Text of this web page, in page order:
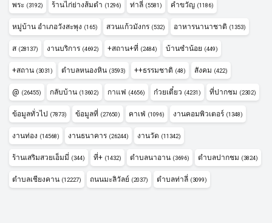
พระ (3192) ร้านไก่ย่างส้มตำ (1296) ท่าลี่ (5581) คำขวัญ (1186)
หมู่บ้าน อำเภอวังสะพุง (165) สวนแก้วมังกร (532) อาหารนานาชาติ (1353)
ส (28137) งานบริการ (4692) +สถาน+ที่ (2484) บ้านซำน้อย (449)
+สถาน (3031) ตำบลหนองหิน (3593) ++ธรรมชาติ (48) สังคม (422)
@ (26455) กลับบ้าน (13602) กาแฟ (4656) ก๋วยเตี๋ยว (4231) ที่ปากชม (2302)
ข้อมูลทั่วไป (7873) ข้อมูลที่ (27650) คาเฟ่ (1096) งานคอมพิวเตอร์ (1348)
งานท่อง (14568) งานธนาคาร (26244) งานวัด (11342)
ร้านเสริมสวยเอ็มมี่ (344) ที่+ (1432) ตำบลนาอาน (3696) ตำบลปากชม (3824)
ตำบลเชียงคาน (12227) ถนนมะลิวัลย์ (2037) ตำบลท่าลี่ (3099)